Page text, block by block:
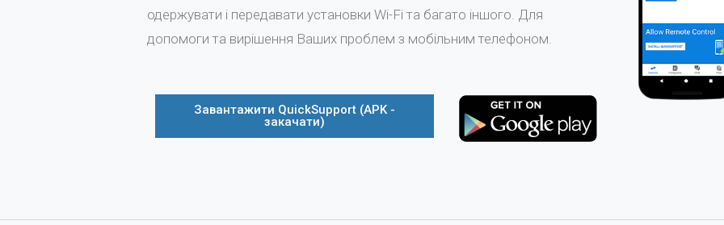
одержувати і передавати установки Wi-Fi та багато іншого. Для
допомоги та вирішення Ваших проблем з мобільним телефоном.
Завантажити QuickSupport (APK -
закачати)